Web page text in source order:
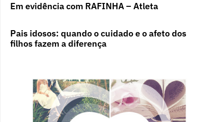
Em evidência com RAFINHA – Atleta
Pais idosos: quando o cuidado e o afeto dos
filhos fazem a diferença